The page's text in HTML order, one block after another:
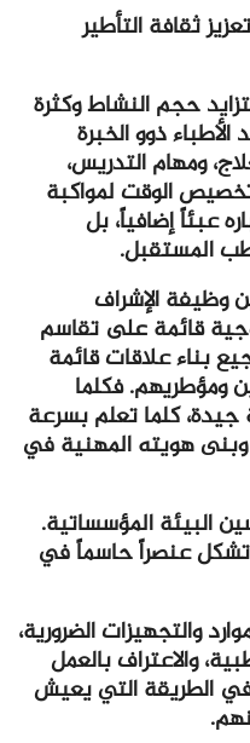
ثقافة التأطير
حجم النشاط وكثرة
ذوو الخبرة
ومهام التدريس،
الوقت لمواكبة
عبئاً إضافياً، بل
المستقبل.
وظيفة الإشراف
قائمة على تقاسم
بناء علاقات قائمة
ومؤطريهم. فكلما
كلما تعلم بسرعة
وبنى هويته المهنية في
البيئة المؤسساتية.
تشكل عنصراً حاسماً في
والتجهيزات الضرورية،
والاعتراف بالعمل
في الطريقة التي يعيش